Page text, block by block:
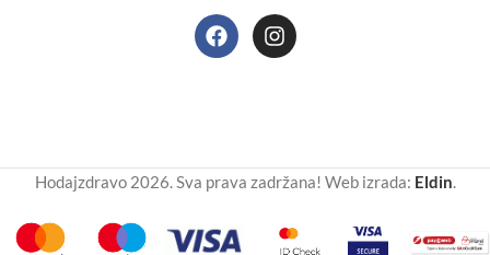
Hodajzdravo 2026. Sva prava zadržana! Web izrada: Eldin